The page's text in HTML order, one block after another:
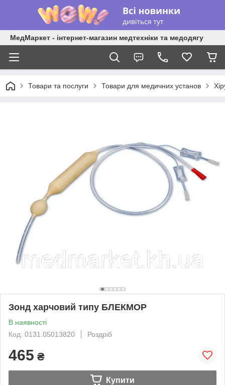
МедМаркет - інтернет-магазин медтехніки та медодягу
Товари та послуги Товари для медичних установ
Зонд харчовий типу БЛЕКМОР
В наявності
Код: 0131.05013820
Роздріб
465 ₴
Купити